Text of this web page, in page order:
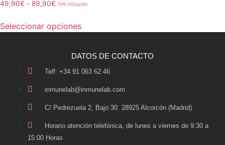
49,90€ - 89,90€ IVA incluido
Seleccionar opciones
DATOS DE CONTACTO
Telf: +34 91 063 62 46
inmunelab@inmunelab.com
C/ Pedrezuela 2, Bajo 30. 28925 Alcorcón (Madrid)
Horario atención telefónica, de lunes a viernes de 9:30 a
15:00 Horas